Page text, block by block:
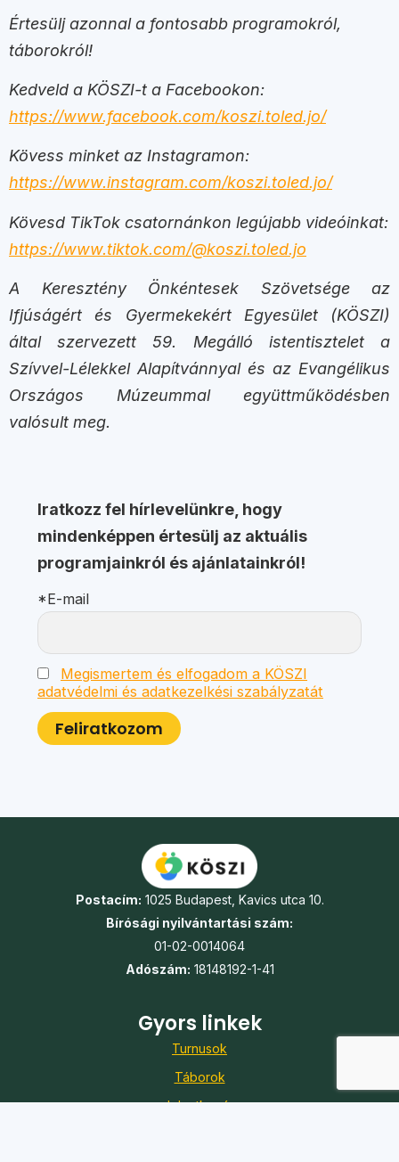
Értesülj azonnal a fontosabb programokról,
táborokról!
Kedveld a KÖSZI-t a Facebookon:
https://www.facebook.com/koszi.toled.jo/
Kövess minket az Instagramon:
https://www.instagram.com/koszi.toled.jo/
Kövesd TikTok csatornánkon legújabb videóinkat:
https://www.tiktok.com/@koszi.toled.jo
A Keresztény Önkéntesek Szövetsége az
Ifjúságért és Gyermekekért Egyesület (KÖSZI)
által szervezett 59. Megálló istentisztelet a
Szívvel-Lélekkel Alapítvánnyal és az Evangélikus
Országos Múzeummal együttműködésben
valósult meg.
Iratkozz fel hírlevelünkre, hogy
mindenképpen értesülj az aktuális
programjainkról és ajánlatainkról!
*E-mail
Megismertem és elfogadom a KÖSZI
adatvédelmi és adatkezelkési szabályzatát
Postacím: 1025 Budapest, Kavics utca 10.
Bírósági nyilvántartási szám:
01-02-0014064
Adószám: 18148192-1-41
Gyors linkek
Turnusok
Táborok
Jelentkezés